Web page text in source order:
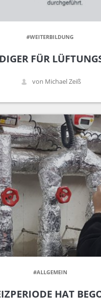
#WEITERBILDUNG
FÜR
von Michael Zeiß
#ALLGEMEIN
HAT